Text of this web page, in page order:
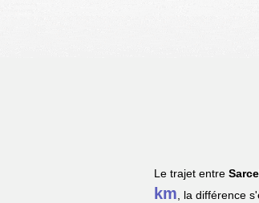
Le trajet entre
km , la différence